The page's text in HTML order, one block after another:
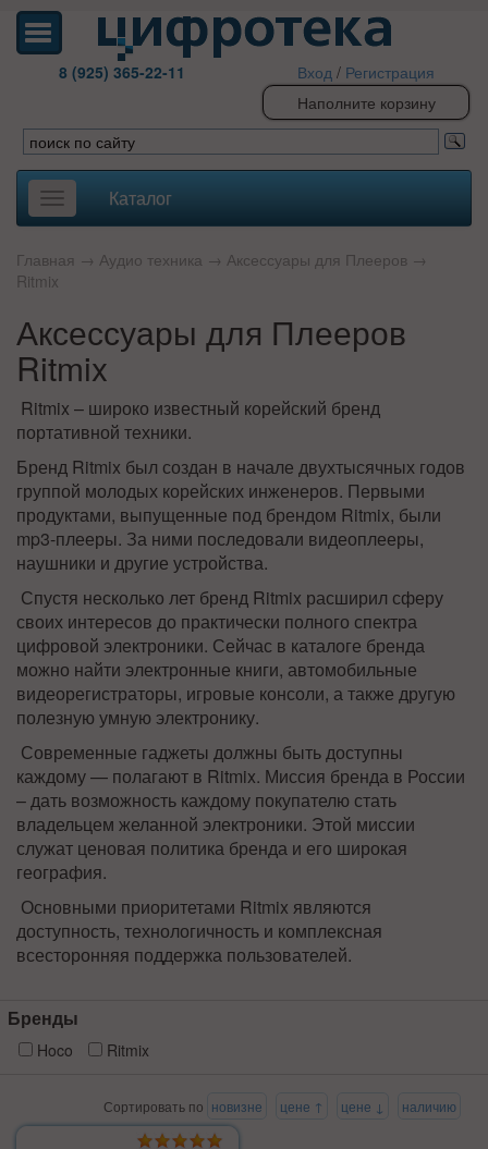
8 (925) 365-22-11 Вход / Регистрация
Наполните корзину
Toggle
navigation
Каталог
Главная → Аудио техника → Аксессуары для Плееров →
Ritmix
Аксессуары для Плееров
Ritmix
Ritmix – широко известный корейский бренд
портативной техники.
Бренд Ritmix был создан в начале двухтысячных годов
группой молодых корейских инженеров. Первыми
продуктами, выпущенные под брендом Ritmix, были
mp3-плееры. За ними последовали видеоплееры,
наушники и другие устройства.
Спустя несколько лет бренд Ritmix расширил сферу
своих интересов до практически полного спектра
цифровой электроники. Сейчас в каталоге бренда
можно найти электронные книги, автомобильные
видеорегистраторы, игровые консоли, а также другую
полезную умную электронику.
Современные гаджеты должны быть доступны
каждому — полагают в Ritmix. Миссия бренда в России
– дать возможность каждому покупателю стать
владельцем желанной электроники. Этой миссии
служат ценовая политика бренда и его широкая
география.
Основными приоритетами Ritmix являются
доступность, технологичность и комплексная
всесторонняя поддержка пользователей.
Бренды
Hoco Ritmix
Сортировать по новизне цене ↑ цене ↓ наличию